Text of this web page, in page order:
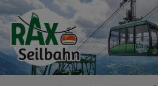
Zum
Inhalt
springen